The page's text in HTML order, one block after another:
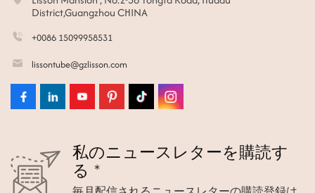
District,Guangzhou CHINA
+0086 15099958531
lissontube@gzlisson.com
私のニュースレターを購読す
る *